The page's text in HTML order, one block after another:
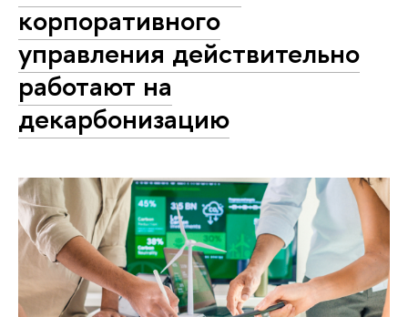
корпоративного
управления действительно
работают на
декарбонизацию